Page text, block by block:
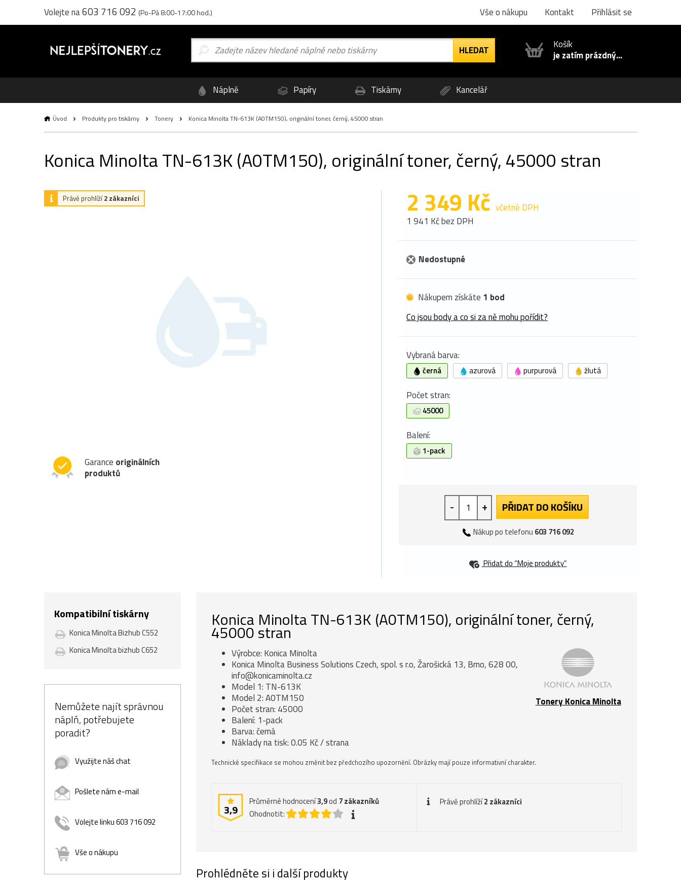
Volejte na603 716 092 (Po-Pá 8:00-17:00 hod.) Vše o nákupu Kontakt Přihlásit se
Košík
je zatím prázdný...
Náplně Papíry Tiskárny Kancelář
Úvod Produkty pro tiskárny Tonery Konica Minolta TN-613K (A0TM150), originální toner, černý, 45000 stran
Konica Minolta TN-613K (A0TM150), originální toner, černý, 45000 stran
Právě prohlíží2 zákazníci
Garance originálních
produktů
2 349 Kč včetně DPH
1 941 Kč bez DPH
Nedostupné
Nákupem získáte 1 bod
Co jsou body a co si za ně mohu pořídit?
Vybraná barva:
černá azurová purpurová žlutá
Počet stran:
45000
Balení:
1-pack
- + PŘIDAT DO KOŠÍKU
Nákup po telefonu 603 716 092
Přidat do “Moje produkty”
Kompatibilní tiskárny
Konica Minolta Bizhub C552
Konica Minolta bizhub C652
Nemůžete najít správnou
náplň, potřebujete
poradit?
Využijte náš chat
Pošlete nám e-mail
Volejte linku 603 716 092
Vše o nákupu
Konica Minolta TN-613K (A0TM150), originální toner, černý,
45000 stran
Tonery Konica Minolta
Výrobce: Konica Minolta
Konica Minolta Business Solutions Czech, spol. s r.o, Žarošická 13, Brno, 628 00,
info@konicaminolta.cz
Model 1: TN-613K
Model 2: A0TM150
Počet stran: 45000
Balení: 1-pack
Barva: černá
Náklady na tisk: 0.05 Kč / strana
Technické specifikace se mohou změnit bez předchozího upozornění. Obrázky mají pouze informativní charakter.
3,9
Průměrné hodnocení3,9od 7zákazníků
Ohodnotit:
Právě prohlíží2 zákazníci
Prohlédněte si i další produkty